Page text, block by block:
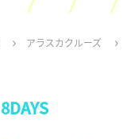
アラスカクルーズ